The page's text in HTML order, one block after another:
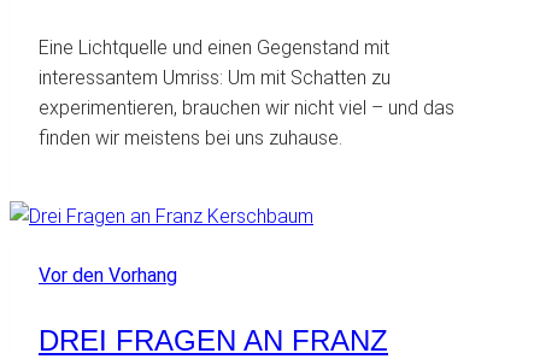
Eine Lichtquelle und einen Gegenstand mit
interessantem Umriss: Um mit Schatten zu
experimentieren, brauchen wir nicht viel – und das
finden wir meistens bei uns zuhause.
Vor den Vorhang
DREI FRAGEN AN FRANZ